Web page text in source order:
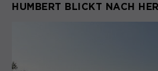
HUMBERT BLICKT NACH